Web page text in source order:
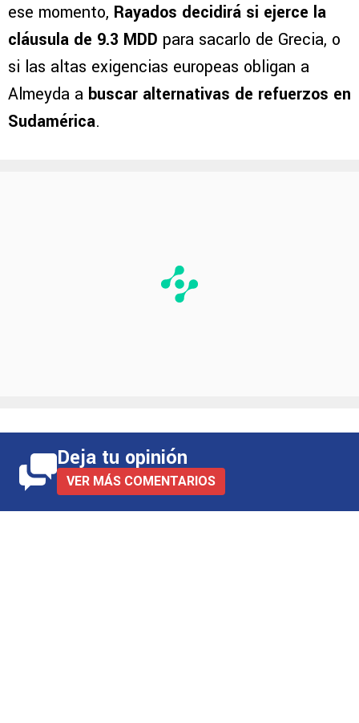
ese momento, Rayados decidirá si ejerce la
cláusula de 9.3 MDD para sacarlo de Grecia, o
si las altas exigencias europeas obligan a
Almeyda a buscar alternativas de refuerzos en
Sudamérica.
Deja tu opinión
VER MÁS COMENTARIOS